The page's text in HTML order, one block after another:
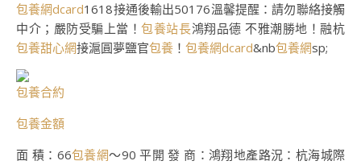
包養網dcard1618接通後輸出50176溫馨提醒：請勿聯絡接觸
中介；嚴防受騙上當！包養站長鴻翔品德 不雅潮勝地！融杭
包養甜心網接滬圓夢鹽官包養 ！ 包養網dcard&nb包養網sp;
包養合約
包養金額
面 積：66包養網～90 平開 發 商：鴻翔地產路況：杭海城際